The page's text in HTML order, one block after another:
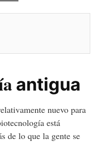
antigua
nuevo para
está
de lo que la gente se